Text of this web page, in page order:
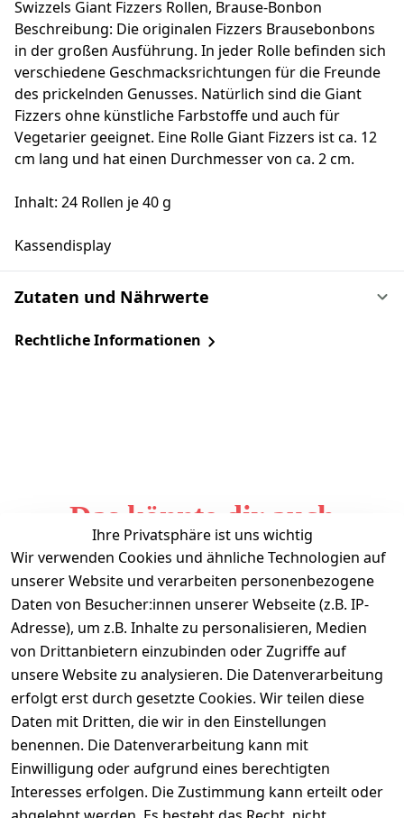
Swizzels Giant Fizzers Rollen, Brause-Bonbon
Beschreibung: Die originalen Fizzers Brausebonbons
in der großen Ausführung. In jeder Rolle befinden sich
verschiedene Geschmacksrichtungen für die Freunde
des prickelnden Genusses. Natürlich sind die Giant
Fizzers ohne künstliche Farbstoffe und auch für
Vegetarier geeignet. Eine Rolle Giant Fizzers ist ca. 12
cm lang und hat einen Durchmesser von ca. 2 cm.
Inhalt: 24 Rollen je 40 g
Kassendisplay
Zutaten und Nährwerte
Rechtliche Informationen
Das könnte dir auch
gefallen
Ihre Privatsphäre ist uns wichtig
Wir verwenden Cookies und ähnliche Technologien auf
unserer Website und verarbeiten personenbezogene
Daten von Besucher:innen unserer Webseite (z.B. IP-
Adresse), um z.B. Inhalte zu personalisieren, Medien
von Drittanbietern einzubinden oder Zugriffe auf
unsere Website zu analysieren. Die Datenverarbeitung
erfolgt erst durch gesetzte Cookies. Wir teilen diese
Daten mit Dritten, die wir in den Einstellungen
benennen. Die Datenverarbeitung kann mit
Einwilligung oder aufgrund eines berechtigten
Interesses erfolgen. Die Zustimmung kann erteilt oder
Informationen
Mein Konto